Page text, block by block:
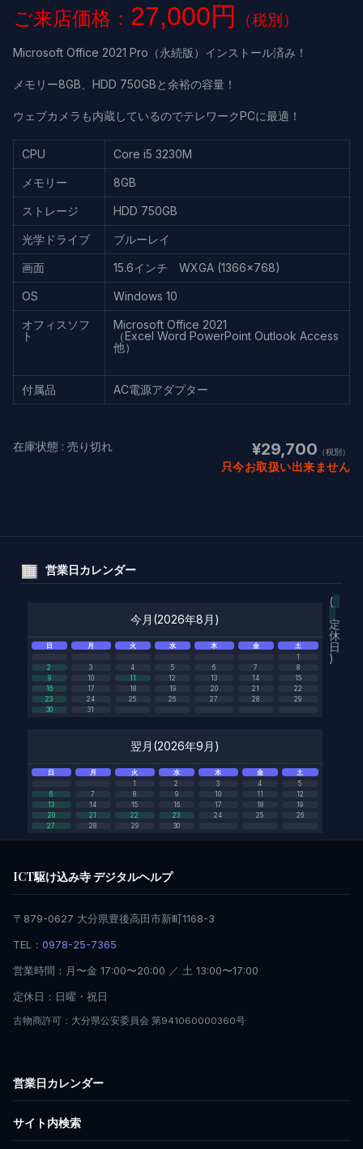
ご来店価格： 27,000円 （税別）
Microsoft Office 2021 Pro（永続版）インストール済み！
メモリー8GB、HDD 750GBと余裕の容量！
ウェブカメラも内蔵しているのでテレワークPCに最適！
CPU Core i5 3230M
メモリー 8GB
ストレージ HDD 750GB
光学ドライブ ブルーレイ
画面 15.6インチ WXGA (1366×768)
OS Windows 10
オフィスソフ
ト
Microsoft Office 2021
（Excel Word PowerPoint Outlook Access
他）
付属品 AC電源アダプター
在庫状態 : 売り切れ ¥29,700 （税別）
只今お取扱い出来ません
営業日カレンダー
今月(2026年8月)
日 月 火 水 木 金
土
1
2
3 4 5 6 7
8
9
10 11 12 13 14
15
16
17 18 19 20 21
22
23
24 25 26 27 28
29
30
31
翌月(2026年9月)
日 月 火 水 木 金
土
1
2 3 4
5
6
7 8 9 10 11
12
13
14 15 16 17 18
19
20
21 22 23 24 25
26
27
28 29 30
(
定
休
日
)
ICT駆け込み寺 デジタルヘルプ
〒879-0627 大分県豊後高田市新町1168-3
TEL： 0978-25-7365
営業時間：月〜金 17:00〜20:00 ／ 土 13:00〜17:00
定休日：日曜・祝日
古物商許可：大分県公安委員会 第941060000360号
営業日カレンダー
サイト内検索